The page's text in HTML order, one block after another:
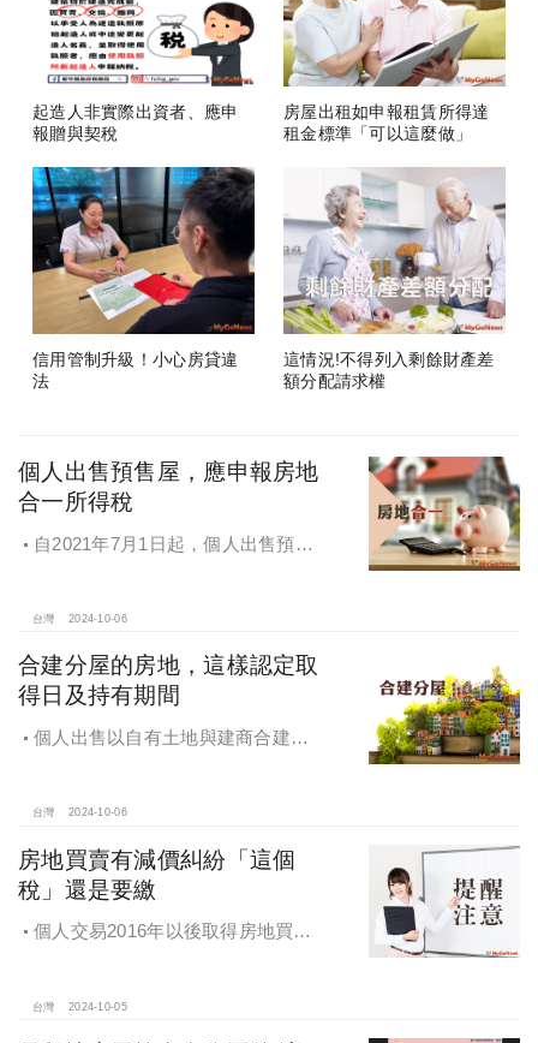
起造人非實際出資者、應申
報贈與契稅
房屋出租如申報租賃所得達
租金標準「可以這麼做」
信用管制升級！小心房貸違
法
這情況!不得列入剩餘財產差
額分配請求權
個人出售預售屋，應申報房地
合一所得稅
自2021年7月1日起，個人出售預售
台灣 2024-10-06
合建分屋的房地，這樣認定取
得日及持有期間
個人出售以自有土地與建商合建分
台灣 2024-10-06
房地買賣有減價糾紛「這個
稅」還是要繳
個人交易2016年以後取得房地買賣
得稅
台灣 2024-10-05